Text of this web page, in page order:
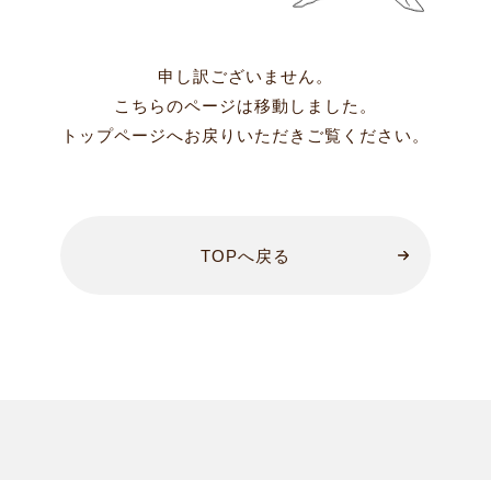
ご予約について
よくある質問
ギャラリー
申し訳ございません。
こちらのページは移動しました。
トップページへお戻りいただきご覧ください。
TOPへ戻る